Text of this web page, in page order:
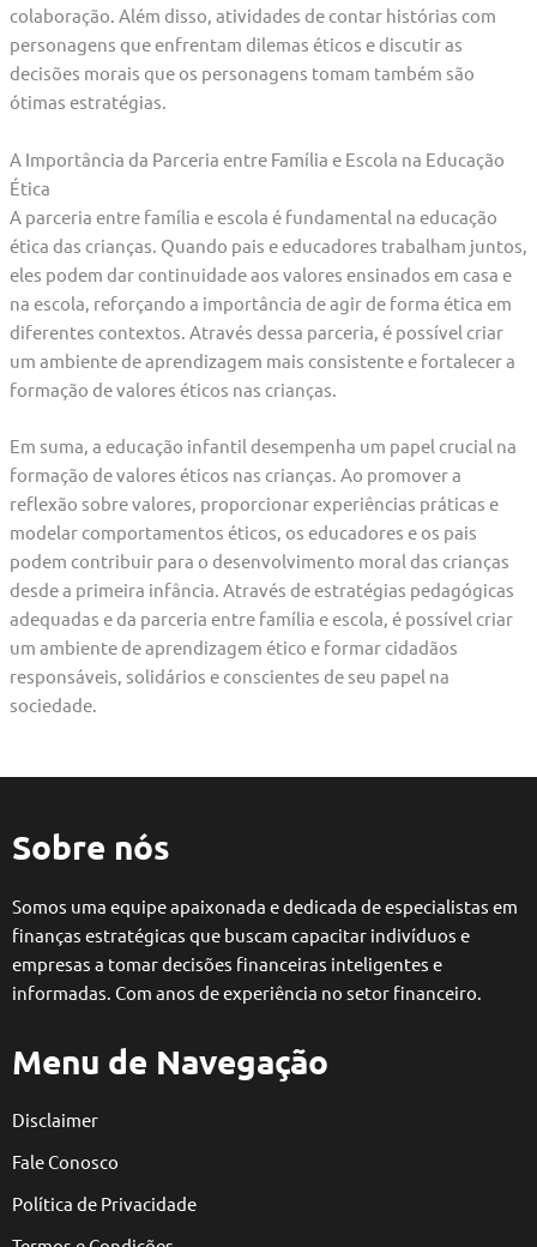
colaboração. Além disso, atividades de contar histórias com
personagens que enfrentam dilemas éticos e discutir as
decisões morais que os personagens tomam também são
ótimas estratégias.
A Importância da Parceria entre Família e Escola na Educação
Ética
A parceria entre família e escola é fundamental na educação
ética das crianças. Quando pais e educadores trabalham juntos,
eles podem dar continuidade aos valores ensinados em casa e
na escola, reforçando a importância de agir de forma ética em
diferentes contextos. Através dessa parceria, é possível criar
um ambiente de aprendizagem mais consistente e fortalecer a
formação de valores éticos nas crianças.
Em suma, a educação infantil desempenha um papel crucial na
formação de valores éticos nas crianças. Ao promover a
reflexão sobre valores, proporcionar experiências práticas e
modelar comportamentos éticos, os educadores e os pais
podem contribuir para o desenvolvimento moral das crianças
desde a primeira infância. Através de estratégias pedagógicas
adequadas e da parceria entre família e escola, é possível criar
um ambiente de aprendizagem ético e formar cidadãos
responsáveis, solidários e conscientes de seu papel na
sociedade.
Sobre nós
Somos uma equipe apaixonada e dedicada de especialistas em
finanças estratégicas que buscam capacitar indivíduos e
empresas a tomar decisões financeiras inteligentes e
informadas. Com anos de experiência no setor financeiro.
Menu de Navegação
Disclaimer
Fale Conosco
Política de Privacidade